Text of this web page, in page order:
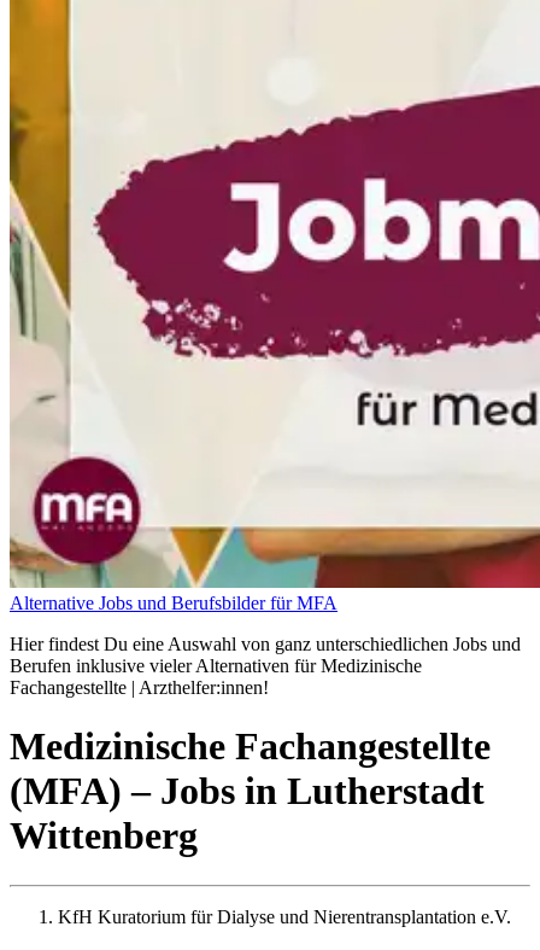
Alternative Jobs und Berufsbilder für MFA
Hier findest Du eine Auswahl von ganz unterschiedlichen Jobs und
Berufen inklusive vieler Alternativen für Medizinische
Fachangestellte | Arzthelfer:innen!
Medizinische Fachangestellte
(MFA) – Jobs in Lutherstadt
Wittenberg
KfH Kuratorium für Dialyse und Nierentransplantation e.V.